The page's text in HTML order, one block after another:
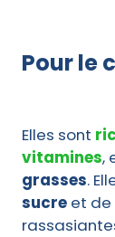
Pour le
Elles sont
vitamines,
grasses.
sucre et de